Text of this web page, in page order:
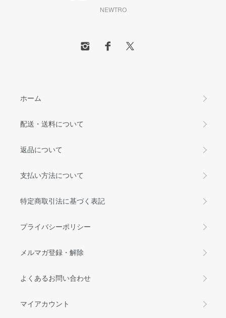
NEWTRO
ホーム
配送・送料について
返品について
支払い方法について
特定商取引法に基づく表記
プライバシーポリシー
メルマガ登録・解除
よくあるお問い合わせ
マイアカウント